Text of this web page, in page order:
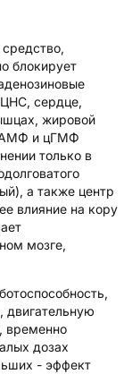
блокирует
сердце,
жировой
и цГМФ
только в
а также центр
влияние на кору
мозге,
двигательную
временно
дозах
- эффект